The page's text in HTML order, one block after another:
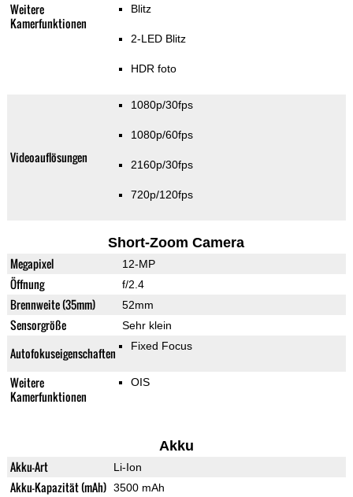
Weitere
Kamerfunktionen
Blitz
2-LED Blitz
HDR foto
Videoauflösungen
1080p/30fps
1080p/60fps
2160p/30fps
720p/120fps
Short-Zoom Camera
Megapixel 12-MP
Öffnung f/2.4
Brennweite (35mm) 52mm
Sensorgröße Sehr klein
Autofokuseigenschaften Fixed Focus
Weitere
Kamerfunktionen
OIS
Akku
Akku-Art Li-Ion
Akku-Kapazität (mAh) 3500 mAh